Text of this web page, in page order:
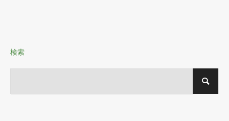
検索